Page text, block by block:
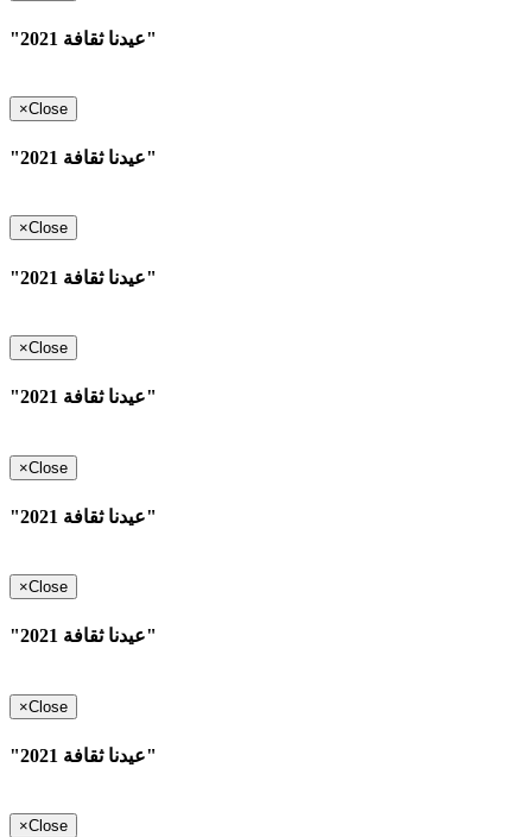
"عيدنا ثقافة 2021"
×Close
"عيدنا ثقافة 2021"
×Close
"عيدنا ثقافة 2021"
×Close
"عيدنا ثقافة 2021"
×Close
"عيدنا ثقافة 2021"
×Close
"عيدنا ثقافة 2021"
×Close
"عيدنا ثقافة 2021"
×Close